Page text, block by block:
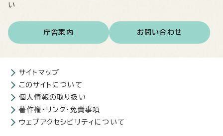
い
庁舎案内 お問い合わせ
サイトマップ
このサイトについて
個人情報の取り扱い
著作権・リンク・免責事項
ウェブアクセシビリティについて